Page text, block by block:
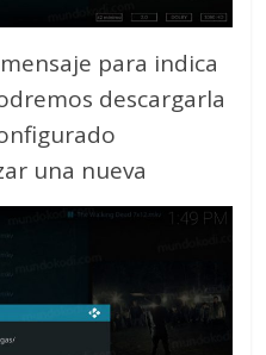
para indica
descargarla
una nueva